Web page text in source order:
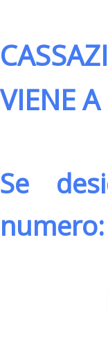
VIENE A
Se